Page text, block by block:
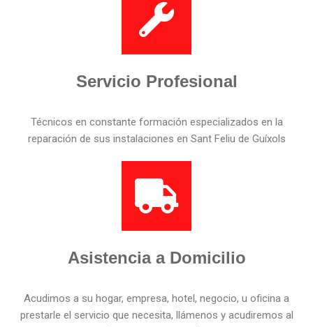
Servicio Profesional
Técnicos en constante formación especializados en la
reparación de sus instalaciones en Sant Feliu de Guíxols
Asistencia a Domicilio
Acudimos a su hogar, empresa, hotel, negocio, u oficina a
prestarle el servicio que necesita, llámenos y acudiremos al